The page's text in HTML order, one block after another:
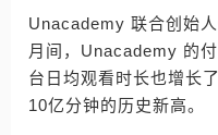
Unacademy 联合创始
月间，Unacademy 的
台日均观看时长也增长
10亿分钟的历史新高。